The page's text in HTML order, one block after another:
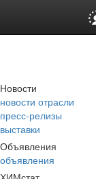
Новости
новости отрасли
пресс-релизы
выставки
Объявления
объявления